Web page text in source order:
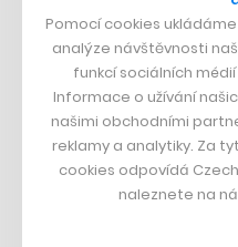
Dva golfisti, co pečou
DESIGN
Bomma není tichá
Originální hodinky
Nábytek z betonu
Pomocí cookies
analýze návštěvnosti
funkcí sociálních
Informace o užívání
našimi obchodními
reklamy a analytiky. Za
cookies odpovídá
naleznete na